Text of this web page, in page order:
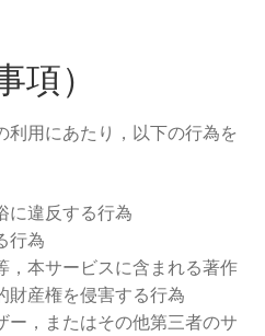
項）
利用にあたり，以下の行為を
に違反する行為
行為
，本サービスに含まれる著作
財産権を侵害する行為
ー，またはその他第三者のサ